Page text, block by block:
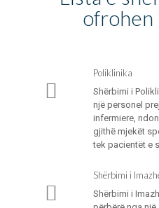
ofrohen
Poliklinika
Shërbimi i
një personel
infermiere,
gjithë mjekët
tek pacientët e
Shërbimi i
Shërbimi i